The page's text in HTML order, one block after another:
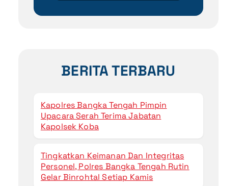
BERITA TERBARU
Kapolres Bangka Tengah Pimpin
Upacara Serah Terima Jabatan
Kapolsek Koba
Tingkatkan Keimanan Dan Integritas
Personel, Polres Bangka Tengah Rutin
Gelar Binrohtal Setiap Kamis